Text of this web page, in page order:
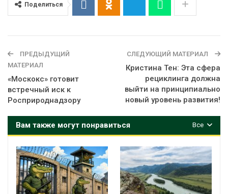
Поделиться
ПРЕДЫДУЩИЙ
МАТЕРИАЛ
«Москокс» готовит
встречный иск к
Росприроднадзору
СЛЕДУЮЩИЙ МАТЕРИАЛ
Кристина Тен: Эта сфера
рециклинга должна
выйти на принципиально
новый уровень развития!
Все
Вам также могут понравиться